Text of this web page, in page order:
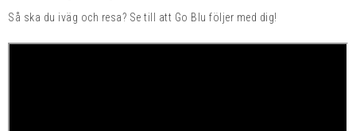
Så ska du iväg och resa? Se till att Go Blu följer med dig!